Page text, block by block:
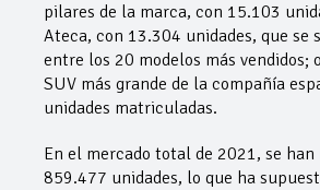
pilares de la marca, con 15.103
Ateca, con 13.304 unidades, que se
entre los 20 modelos más vendidos;
SUV más grande de la compañía
unidades matriculadas.
En el mercado total de 2021, se
859.477 unidades, lo que ha